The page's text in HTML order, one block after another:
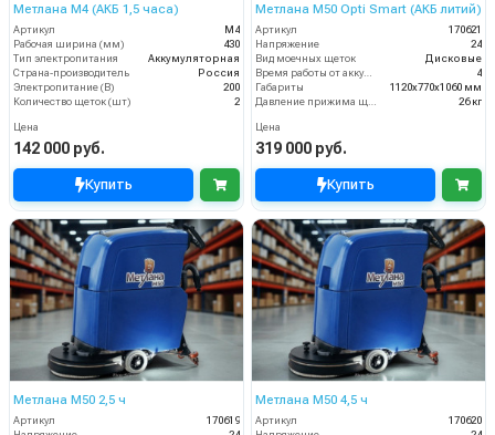
Метлана М4 (АКБ 1,5 часа)
Артикул
М4
Рабочая ширина (мм)
430
Тип электропитания
Аккумуляторная
Страна-производитель
Россия
Электропитание (В)
200
Количество щеток (шт)
2
Цена
142 000 руб.
Купить
Метлана М50 Opti Smart (АКБ литий)
Артикул
170621
Напряжение
24
Вид моечных щеток
Дисковые
Время работы от аккумуляторов (ч)
4
Габариты
1120х770х1060 мм
26 кг
Цена
319 000 руб.
Купить
Метлана M50 2,5 ч
Артикул
170619
Метлана M50 4,5 ч
Артикул
170620